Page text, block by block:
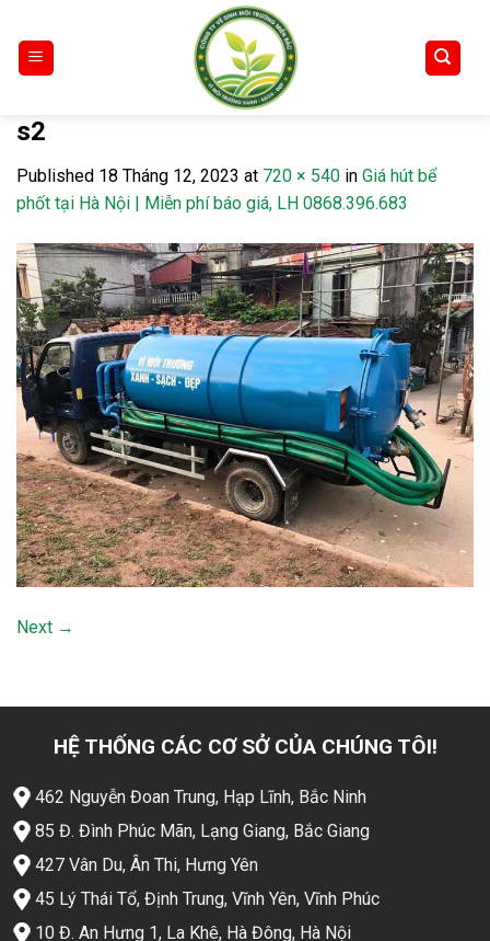
content
s2
Published 18 Tháng 12, 2023 at 720 × 540 in Giá hút bể
phốt tại Hà Nội | Miễn phí báo giá, LH 0868.396.683
Next →
HỆ THỐNG CÁC CƠ SỞ CỦA CHÚNG TÔI!
462 Nguyễn Đoan Trung, Hạp Lĩnh, Bắc Ninh
85 Đ. Đình Phúc Mãn, Lạng Giang, Bắc Giang
427 Vân Du, Ân Thi, Hưng Yên
45 Lý Thái Tổ, Định Trung, Vĩnh Yên, Vĩnh Phúc
10 Đ. An Hưng 1, La Khê, Hà Đông, Hà Nội